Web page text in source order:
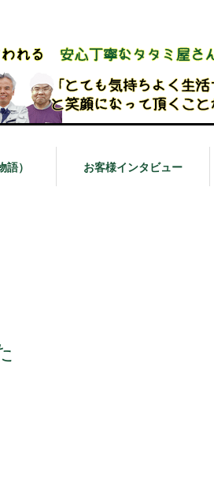
） お客様インタビュー